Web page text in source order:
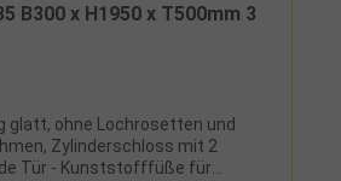
B300 x H1950 x T500mm 3
glatt, ohne Lochrosetten und
Zylinderschloss mit 2
Tür - Kunststofffüße für